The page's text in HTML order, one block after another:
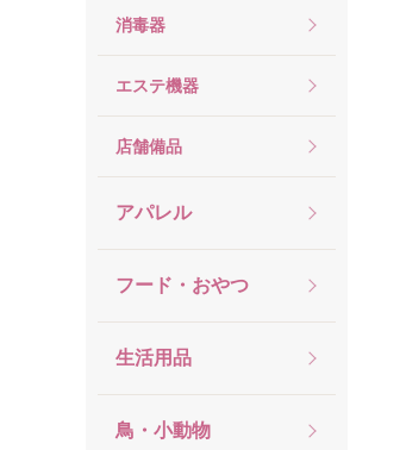
消毒器
エステ機器
店舗備品
アパレル
フード・おやつ
生活用品
鳥・小動物